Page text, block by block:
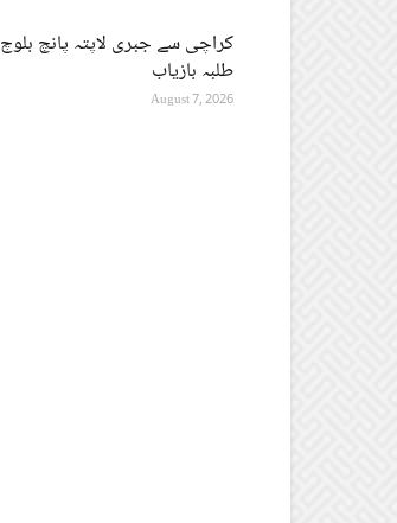
کراچی سے جبری لاپتہ پانچ بلوچ
طلبہ بازیاب
August 7, 2026